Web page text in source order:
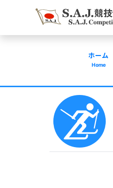
ホーム
Home